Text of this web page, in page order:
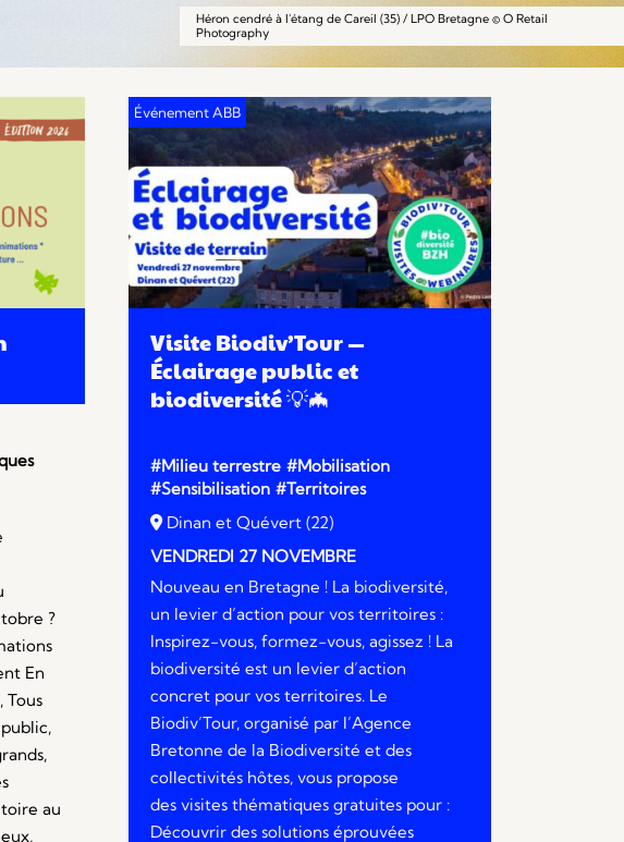
Héron cendré à l'étang de Careil (35) / LPO Bretagne © O Retail
Photography
?
En
Tous
au
Visite Biodiv’Tour —
Éclairage public et
biodiversité 💡🦇
#Milieu terrestre #Mobilisation
#Sensibilisation #Territoires
Dinan et Quévert (22)
VENDREDI 27 NOVEMBRE
Nouveau en Bretagne ! La biodiversité,
un levier d’action pour vos territoires :
Inspirez-vous, formez-vous, agissez ! La
biodiversité est un levier d’action
concret pour vos territoires. Le
Biodiv’Tour, organisé par l’Agence
Bretonne de la Biodiversité et des
collectivités hôtes, vous propose
des visites thématiques gratuites pour :
Découvrir des solutions éprouvées